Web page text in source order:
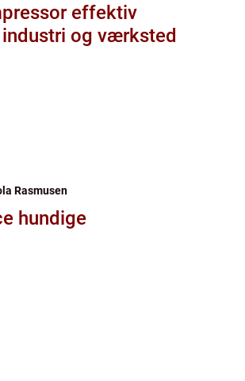
effektiv
og værksted
Rasmusen
hundige